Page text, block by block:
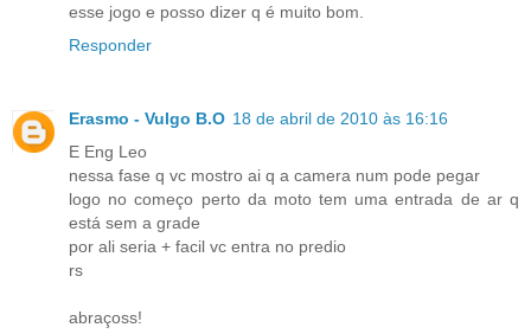
esse jogo e posso dizer q é muito bom.
Responder
Erasmo - Vulgo B.O 18 de abril de 2010 às 16:16
E Eng Leo
nessa fase q vc mostro ai q a camera num pode pegar
logo no começo perto da moto tem uma entrada de ar q
está sem a grade
por ali seria + facil vc entra no predio
rs
abraçoss!